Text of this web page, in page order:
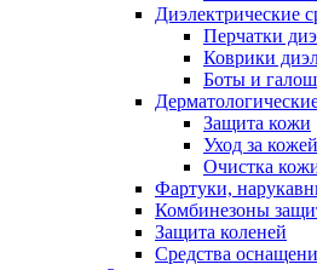
Диэлектрические
Перчатки
Коврики
Боты и
Защита кожи
Уход за кожей
Очистка
Фартуки,
Комбинезоны
Защита коленей
Средства